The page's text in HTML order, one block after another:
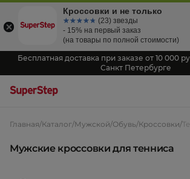
Бесплатная доставка при заказе от 10 000
Санкт Петербурге
Главная/Каталог/Мужской/Обувь/Кроссовки/
Мужские кроссовки для тенниса
Кроссовки и не только
☆☆☆☆☆
★★★★★ (23) звезды
- 15% на первый заказ
(на товары по полной стоимости)